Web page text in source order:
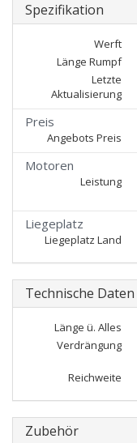
Spezifikation
Werft
Länge Rumpf
Letzte
Aktualisierung
Preis
Angebots Preis
Motoren
Leistung
Liegeplatz
Liegeplatz Land
Technische Daten
Länge ü. Alles
Verdrängung
Reichweite
Zubehör